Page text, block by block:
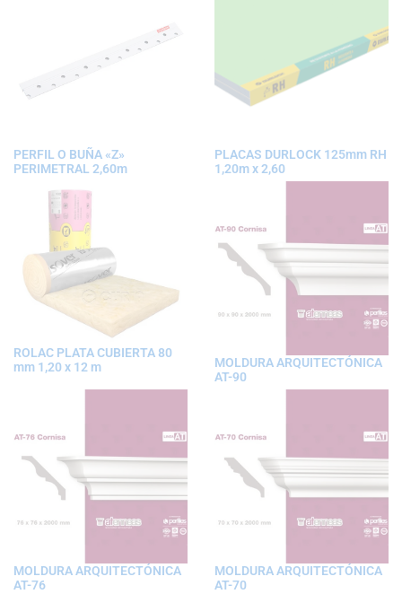
PERFIL O BUÑA «Z»
PERIMETRAL 2,60m
PLACAS DURLOCK 125mm RH
1,20m x 2,60
ROLAC PLATA CUBIERTA 80
mm 1,20 x 12 m
MOLDURA ARQUITECTÓNICA
AT-90
MOLDURA ARQUITECTÓNICA
AT-76
MOLDURA ARQUITECTÓNICA
AT-70